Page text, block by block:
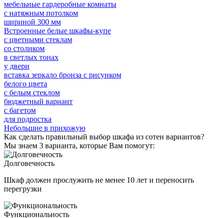
мебельные гардеробные комнаты
с натяжным потолком
шириной 300 мм
Встроенные белые шкафы-купе
с цветными стеклам
со столиком
в светлых тонах
у двери
вставка зеркало бронза с рисунком
белого цвета
с белым стеклом
бюджетный вариант
с багетом
для подростка
Небольшие в прихожую
Как сделать правильный выбор шкафа из сотен вариантов?
Мы знаем 3 варианта, которые Вам помогут:
Долговечность
Шкаф должен прослужить не менее 10 лет и переносить
перегрузки
Функциональность